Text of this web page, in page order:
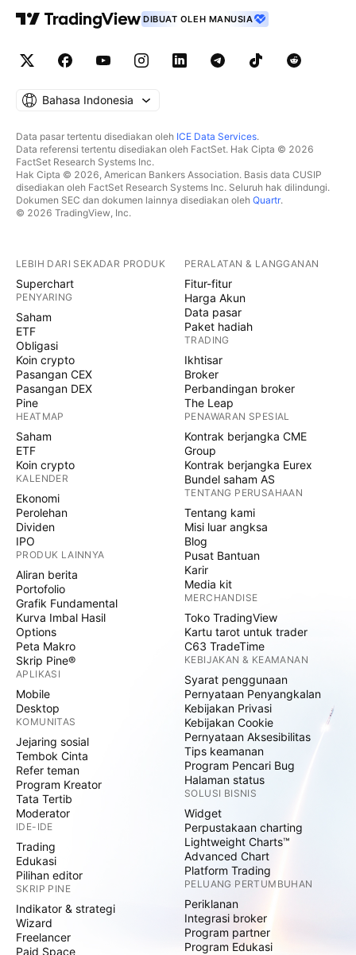
DIBUAT OLEH MANUSIA
Bahasa Indonesia
Data pasar tertentu disediakan oleh ICE Data Services.
Data referensi tertentu disediakan oleh FactSet. Hak Cipta © 2026
FactSet Research Systems Inc.
Hak Cipta © 2026, American Bankers Association. Basis data CUSIP
disediakan oleh FactSet Research Systems Inc. Seluruh hak dilindungi.
Dokumen SEC dan dokumen lainnya disediakan oleh Quartr.
© 2026 TradingView, Inc.
LEBIH DARI SEKADAR PRODUK
Superchart
PENYARING
Saham
ETF
Obligasi
Koin crypto
Pasangan CEX
Pasangan DEX
Pine
HEATMAP
Saham
ETF
Koin crypto
KALENDER
Ekonomi
Perolehan
Dividen
IPO
PRODUK LAINNYA
Aliran berita
Portofolio
Grafik Fundamental
Kurva Imbal Hasil
Options
Peta Makro
Skrip Pine®
APLIKASI
Mobile
Desktop
KOMUNITAS
Jejaring sosial
Tembok Cinta
Refer teman
Program Kreator
Tata Tertib
Moderator
IDE-IDE
Trading
Edukasi
Pilihan editor
SKRIP PINE
Indikator & strategi
Wizard
Freelancer
Paid Space
PERALATAN & LANGGANAN
Fitur-fitur
Harga Akun
Data pasar
Paket hadiah
TRADING
Ikhtisar
Broker
Perbandingan broker
The Leap
PENAWARAN SPESIAL
Kontrak berjangka CME
Group
Kontrak berjangka Eurex
Bundel saham AS
TENTANG PERUSAHAAN
Tentang kami
Misi luar angksa
Blog
Pusat Bantuan
Karir
Media kit
MERCHANDISE
Toko TradingView
Kartu tarot untuk trader
C63 TradeTime
KEBIJAKAN & KEAMANAN
Syarat penggunaan
Pernyataan Penyangkalan
Kebijakan Privasi
Kebijakan Cookie
Pernyataan Aksesibilitas
Tips keamanan
Program Pencari Bug
Halaman status
SOLUSI BISNIS
Widget
Perpustakaan charting
Lightweight Charts™
Advanced Chart
Platform Trading
PELUANG PERTUMBUHAN
Periklanan
Integrasi broker
Program partner
Program Edukasi